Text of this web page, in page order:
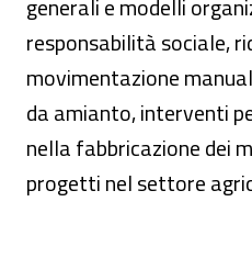
generali e modelli
responsabilità sociale,
movimentazione
da amianto, interventi
nella fabbricazione dei
progetti nel settore